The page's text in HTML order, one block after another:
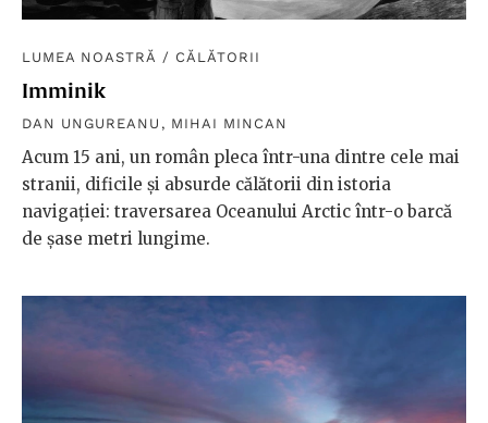
LUMEA NOASTRĂ / CĂLĂTORII
Imminik
DAN UNGUREANU , MIHAI MINCAN
Acum 15 ani, un român pleca într-una dintre cele mai
stranii, dificile și absurde călătorii din istoria
navigației: traversarea Oceanului Arctic într-o barcă
de șase metri lungime.